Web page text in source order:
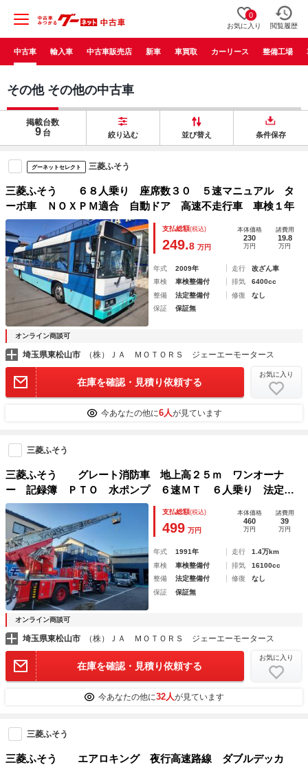
0
お気に入り 閲覧履歴
中古車 輸入車 中古車販売店 新車 車買取 カーリース 整備工場
その他 その他の中古車
掲載台数
9 台 絞り込む 並び替え 条件保存
グーネットセレクト 三菱ふそう
三菱ふそう ６８人乗り 座席数３０ ５速マニュアル タ
ーボ車 ＮＯＸＰＭ適合 自動ドア 高速不走行車 車検１年
支払総額(税込)
249.8 万円
本体価格
230
万円
諸費用
19.8
万円
年式 2009年 走行
改ざん車
車検
車検整備付 排気
6400cc
整備
法定整備付 修復
なし
保証
保証無
オンライン商談可
埼玉県東松山市 （株）ＪＡ ＭＯＴＯＲＳ ジェーエーモータース
在庫を確認・見積り依頼する
お気に入り
今あなたの他に6人が見ています
三菱ふそう
三菱ふそう グレート消防車 地上高２５ｍ ワンオーナ
ー 記録簿 ＰＴＯ 水ポンプ ６速ＭＴ ６人乗り 法定整
備 車検１年
支払総額(税込)
499 万円
本体価格
460
万円
諸費用
39
万円
年式 1991年 走行
1.4万km
車検
車検整備付 排気
16100cc
整備
法定整備付 修復
なし
保証
保証無
オンライン商談可
埼玉県東松山市 （株）ＪＡ ＭＯＴＯＲＳ ジェーエーモータース
在庫を確認・見積り依頼する
お気に入り
今あなたの他に32人が見ています
三菱ふそう
三菱ふそう エアロキング 夜行高速路線 ダブルデッカ